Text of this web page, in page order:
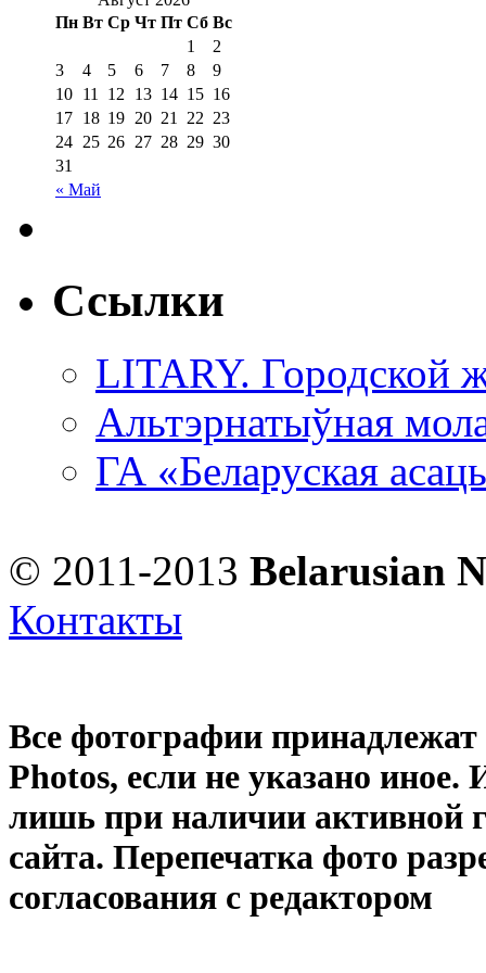
Пн Вт Ср Чт Пт Сб Вс
« Май
1
2
3
4 5 6 7 8
9
10 11 12 13 14 15 16
17 18 19 20 21 22 23
24 25 26 27 28 29 30
31
Ссылки
LITARY. Городской
Альтэрнатыўная
ГА «Беларуская
© 2011-2013 Belarusian
Контакты
Все фотографии
Photos, если не указано иное.
лишь при наличии активной
сайта. Перепечатка фото
согласования с редактором